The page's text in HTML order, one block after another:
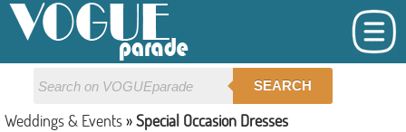
SEARCH
Weddings & Events »Special Occasion Dresses